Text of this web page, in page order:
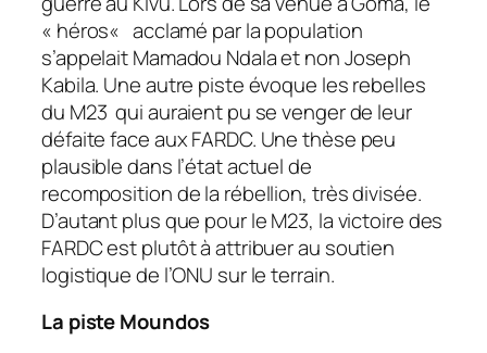
« héros« acclamé par la population
s’appelait Mamadou Ndala et non Joseph
Kabila. Une autre piste évoque les rebelles
du M23 qui auraient pu se venger de leur
défaite face aux FARDC. Une thèse peu
plausible dans l’état actuel de
recomposition de la rébellion, très divisée.
D’autant plus que pour le M23, la victoire des
FARDC est plutôt à attribuer au soutien
logistique de l’ONU sur le terrain.
La piste Moundos